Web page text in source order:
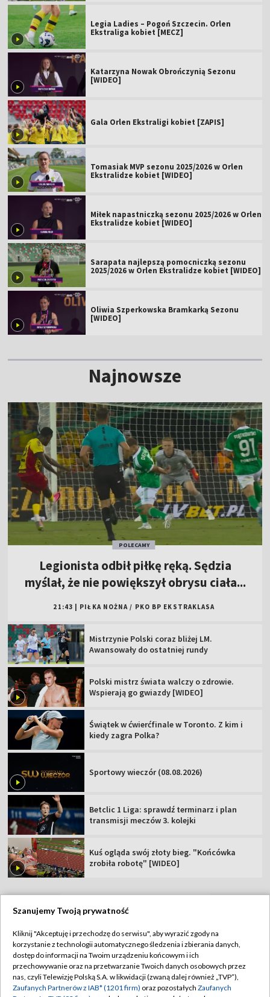
Legia Ladies – Pogoń Szczecin. Orlen
Ekstraliga kobiet [MECZ]
Katarzyna Nowak Obrończynią Sezonu
[WIDEO]
Gala Orlen Ekstraligi kobiet [ZAPIS]
Tomasiak MVP sezonu 2025/2026 w Orlen
Ekstralidze kobiet [WIDEO]
Miłek napastniczką sezonu 2025/2026 w Orlen
Ekstralidze kobiet [WIDEO]
Sarapata najlepszą pomocniczką sezonu
2025/2026 w Orlen Ekstralidze kobiet [WIDEO]
Oliwia Szperkowska Bramkarką Sezonu
[WIDEO]
Najnowsze
POLECAMY
Legionista odbił piłkę ręką. Sędzia
myślał, że nie powiększył obrysu ciała...
21:43 PIŁKA NOŻNA / PKO BP EKSTRAKLASA
Mistrzynie Polski coraz bliżej LM.
Awansowały do ostatniej rundy
Polski mistrz świata walczy o zdrowie.
Wspierają go gwiazdy [WIDEO]
Świątek w ćwierćfinale w Toronto. Z kim i
kiedy zagra Polka?
Sportowy wieczór (08.08.2026)
Betclic 1 Liga: sprawdź terminarz i plan
transmisji meczów 3. kolejki
Kuś ogląda swój złoty bieg. "Końcówka
zrobiła robotę" [WIDEO]
Abonament TVP
Sklep TVP
Biuro Reklamy
Regulamin TVP
Polityka prywatności
Moje zgody
Szanujemy Twoją prywatność
Kliknij "Akceptuję i przechodzę do serwisu", aby wyrazić zgody na
korzystanie z technologii automatycznego śledzenia i zbierania danych,
dostęp do informacji na Twoim urządzeniu końcowym i ich
przechowywanie oraz na przetwarzanie Twoich danych osobowych przez
nas, czyli Telewizję Polską S.A. w likwidacji (zwaną dalej również „TVP”),
Zaufanych Partnerów z IAB* (1201 firm) oraz pozostałych Zaufanych